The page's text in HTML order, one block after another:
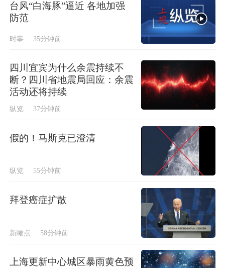
台风“白海豚”逼近 各地加强
防范
时事 35分钟前
四川宜宾为什么余震持续不
断？四川省地震局回应：余震
活动还将持续
纵览 37分钟前
假的！马斯克已澄清
纵览 55分钟前
拜登癌症扩散
新瞰点 58分钟前
上海更新中心城区暴雨黄色预